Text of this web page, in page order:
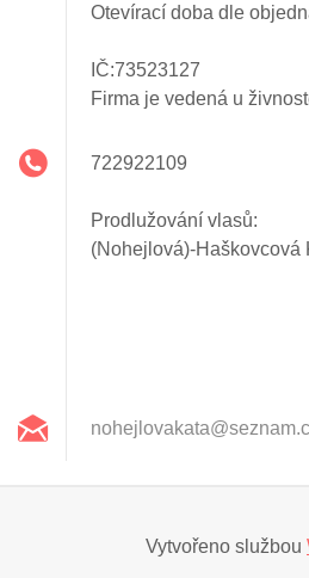
Otevírací doba dle
IČ:73523127
Firma je vedená u
722922109
Prodlužování vlasů:
(Nohejlová)-Haškovcová
nohejlovakata@se
Vytvořeno službou